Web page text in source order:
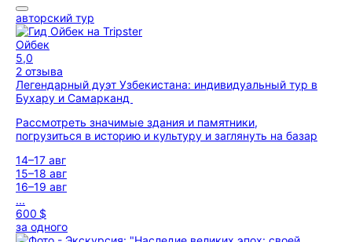
авторский тур
Ойбек
5,0
2 отзыва
Легендарный дуэт Узбекистана: индивидуальный тур в
Бухару и Самарканд
Рассмотреть значимые здания и памятники,
погрузиться в историю и культуру и заглянуть на базар
14–17 авг
15–18 авг
16–19 авг
...
600 $
за одного